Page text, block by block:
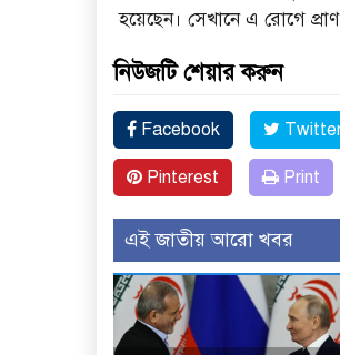
হয়েছেন। সেখানে এ রোগে
নিউজটি শেয়ার করুন
Facebook
Pinterest Print
এই জাতীয় আরো খবর